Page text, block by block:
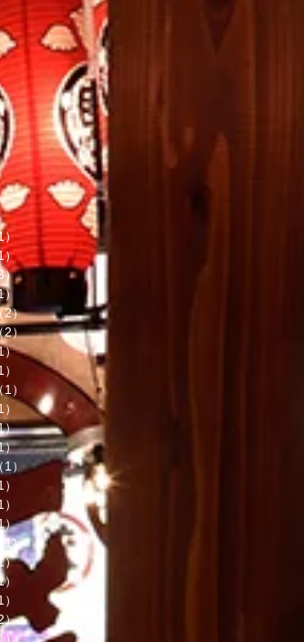
）1件の記事
）1件の記事
）3件の記事
）
2）2件の記事
2）2件の記事
）1件の記事
1件の記事
）
1件の記事
）
1件の記事
）1件の記事
）1件の記事
1）1件の記事
）
1件の記事
）
1件の記事
）1件の記事
（1）1件の記事
）1件の記事
）
1件の記事
）
1件の記事
）2件の記事
）1件の記事